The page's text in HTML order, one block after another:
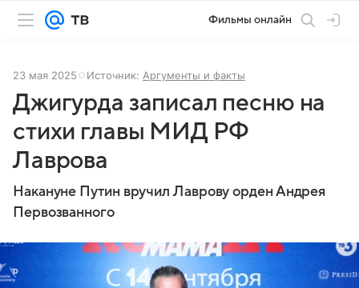
Фильмы онлайн
23 мая 2025 Источник: Аргументы и факты
Джигурда записал песню на
стихи главы МИД РФ
Лаврова
Накануне Путин вручил Лаврову орден Андрея
Первозванного